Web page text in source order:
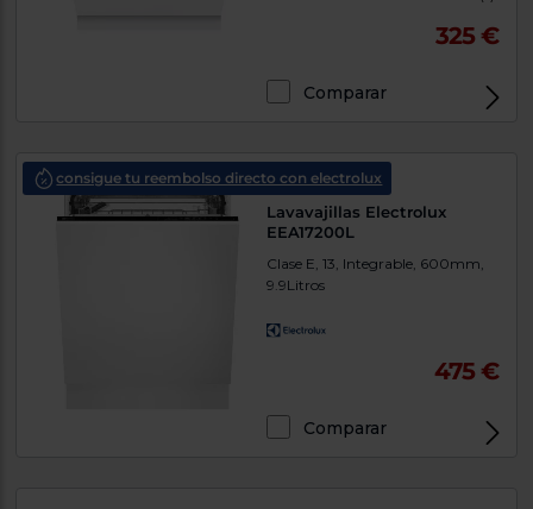
325 €
Comparar
consigue tu reembolso directo con electrolux
Lavavajillas Electrolux
EEA17200L
Clase E, 13, Integrable, 600mm,
9.9Litros
475 €
Comparar